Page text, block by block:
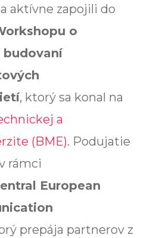
aktívne zapojili do
o
budovaní
, ktorý sa konal na
a
(BME). Podujatie
rámci
European
prepája partnerov z